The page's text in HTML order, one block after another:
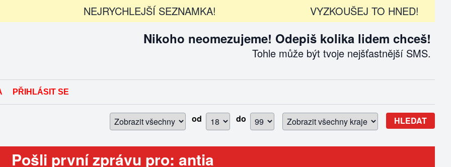
NEJRYCHLEJŠÍ SEZNAMKA! VYZKOUŠEJ TO HNED!
Nikoho neomezujeme! Odepiš kolika lidem chceš!
Tohle může být tvoje nejšťastnější SMS.
PŘIHLÁSIT SE
od do HLEDAT
Pošli první zprávu pro: antia